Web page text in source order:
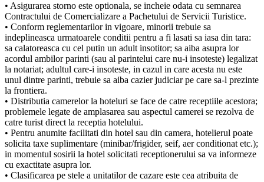
• Asigurarea storno este optionala, se incheie odata cu semnarea
Contractului de Comercializare a Pachetului de Servicii Turistice.
• Conform reglementarilor in vigoare, minorii trebuie sa
indeplineasca urmatoarele conditii pentru a fi lasati sa iasa din tara:
sa calatoreasca cu cel putin un adult insotitor; sa aiba asupra lor
acordul ambilor parinti (sau al parintelui care nu-i insoteste) legalizat
la notariat; adultul care-i insoteste, in cazul in care acesta nu este
unul dintre parinti, trebuie sa aiba cazier judiciar pe care sa-l prezinte
la frontiera.
• Distributia camerelor la hoteluri se face de catre receptiile acestora;
problemele legate de amplasarea sau aspectul camerei se rezolva de
catre turist direct la receptia hotelului.
• Pentru anumite facilitati din hotel sau din camera, hotelierul poate
solicita taxe suplimentare (minibar/frigider, seif, aer conditionat etc.);
in momentul sosirii la hotel solicitati receptionerului sa va informeze
cu exactitate asupra lor.
• Clasificarea pe stele a unitatilor de cazare este cea atribuita de